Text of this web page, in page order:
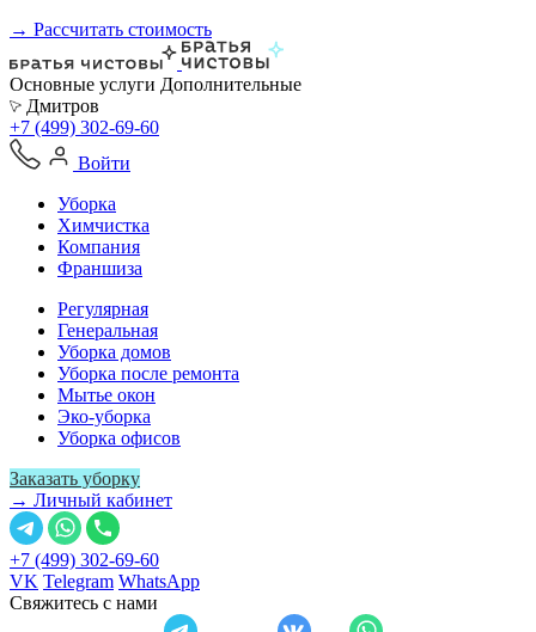
→ Рассчитать стоимость
Основные услуги Дополнительные
Дмитров
+7 (499) 302-69-60
Войти
Уборка
Химчистка
Компания
Франшиза
Регулярная
Генеральная
Уборка домов
Уборка после ремонта
Мытье окон
Эко-уборка
Уборка офисов
Заказать уборку
→ Личный кабинет
+7 (499) 302-69-60
VK Telegram WhatsApp
Свяжитесь с нами